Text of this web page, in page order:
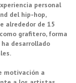
personal
del hip-hop,
alrededor de 15
grafitero, forma
desarrollado
motivación a